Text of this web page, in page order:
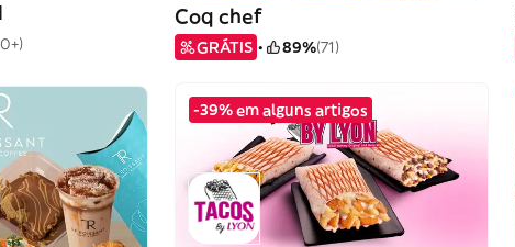
Coq chef
GRÁTIS 89%(71)
-39% em alguns artigos